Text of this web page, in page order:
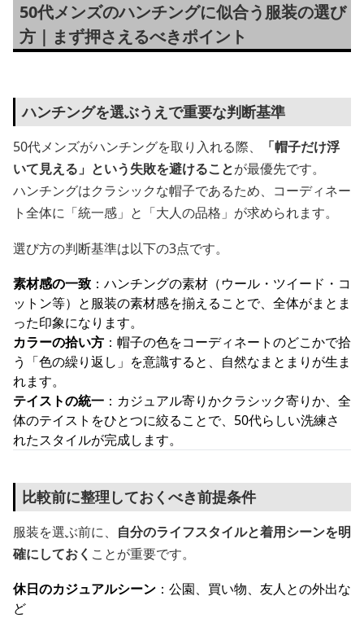
50代メンズのハンチングに似合う服装の選び
方｜まず押さえるべきポイント
ハンチングを選ぶうえで重要な判断基準
50代メンズがハンチングを取り入れる際、
「帽子だけ浮
いて見える」という失敗を避けることが最優先です。
ハンチングはクラシックな帽子であるため、コーディネー
ト全体に「統一感」と「大人の品格」が求められます。
選び方の判断基準は以下の3点です。
素材感の一致 ：ハンチングの素材（ウール・ツイード・コ
ットン等）と服装の素材感を揃えることで、全体がまとま
った印象になります。
カラーの拾い方 ：帽子の色をコーディネートのどこかで拾
う「色の繰り返し」を意識すると、自然なまとまりが生ま
れます。
テイストの統一 ：カジュアル寄りかクラシック寄りか、全
体のテイストをひとつに絞ることで、50代らしい洗練さ
れたスタイルが完成します。
比較前に整理しておくべき前提条件
服装を選ぶ前に、 自分のライフスタイルと着用シーンを明
確にしておく ことが重要です。
休日のカジュアルシーン ：公園、買い物、友人との外出な
ど